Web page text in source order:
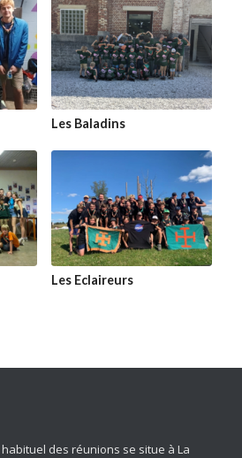
Les Baladins
Les Eclaireurs
des réunions se situe à La